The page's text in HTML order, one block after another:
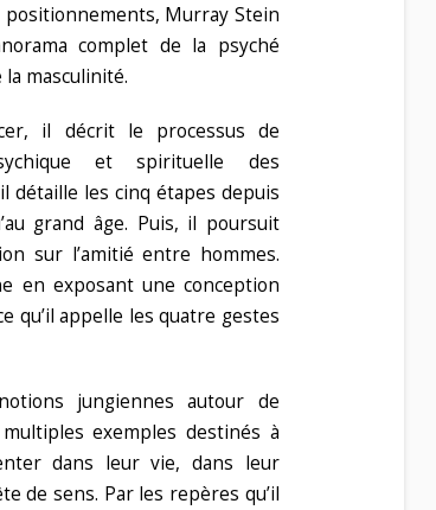
Murray Stein
complet de la psyché
masculinité.
il décrit le processus de
et spirituelle des
détaille les cinq étapes depuis
grand âge. Puis, il poursuit
sur l’amitié entre hommes.
en exposant une conception
qu’il appelle les quatre gestes
jungiennes autour de
exemples destinés à
dans leur vie, dans leur
de sens. Par les repères qu’il